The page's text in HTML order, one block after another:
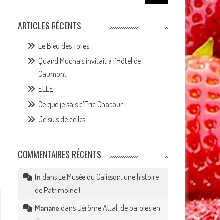
for:
ARTICLES RÉCENTS
Le Bleu des Toiles
Quand Mucha s’invitait à l’Hôtel de
Caumont
ELLE
Ce que je sais d’Eric Chacour !
Je suis de celles
COMMENTAIRES RÉCENTS
In dans Le Musée du Calisson, une histoire
de Patrimoine !
Mariane dans Jérôme Attal, de paroles en